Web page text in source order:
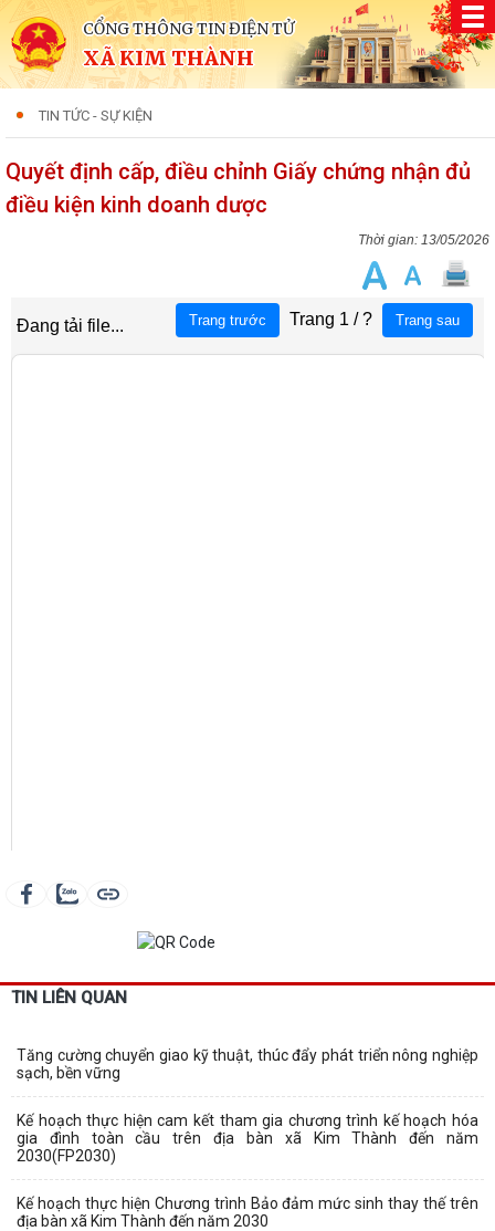
CỔNG THÔNG TIN ĐIỆN TỬ
XÃ KIM THÀNH
TIN TỨC - SỰ KIỆN
Quyết định cấp, điều chỉnh Giấy chứng nhận đủ
điều kiện kinh doanh dược
13/05/2026
TIN LIÊN QUAN
Tăng cường chuyển giao kỹ thuật, thúc đẩy phát triển nông nghiệp
sạch, bền vững
Kế hoạch thực hiện cam kết tham gia chương trình kế hoạch hóa
gia đình toàn cầu trên địa bàn xã Kim Thành đến năm
2030(FP2030)
Kế hoạch thực hiện Chương trình Bảo đảm mức sinh thay thế trên
địa bàn xã Kim Thành đến năm 2030